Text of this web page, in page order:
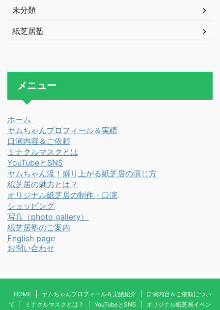
未分類
紙芝居塾
メニュー
ホーム
ヤムちゃんプロフィール＆実績
口演内容＆ご依頼
ミナクルマスクとは
YouTubeとSNS
ヤムちゃん流！盛り上がる紙芝居の演じ方
紙芝居の魅力とは？
オリジナル紙芝居の制作・口演
ショッピング
写真 （photo gallery）
紙芝居塾のご案内
English page
お問い合わせ
HOME ヤムちゃんプロフィール＆実績紹介
口演内容＆ご依頼につい
て
ミナクルマスクとは？ YouTubeとSNS オリジナル紙芝居イベン